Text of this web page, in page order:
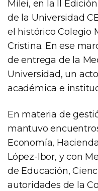
Milei, en la II
de la Universidad
el histórico Colegio
Cristina. En ese
de entrega de la
Universidad, un
académica e
En materia de
mantuvo
Economía,
López-Ibor, y con
de Educación,
autoridades de la